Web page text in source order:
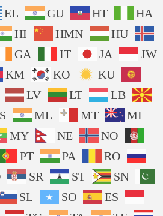
EL GU HT
HA
HI HMN
HU
GA IT JA
JW
KM KO
KU
LV LT
LB
ML MT
MI
MY NE
NO
PT PA
RO
SR ST
SN
SL SO
ES